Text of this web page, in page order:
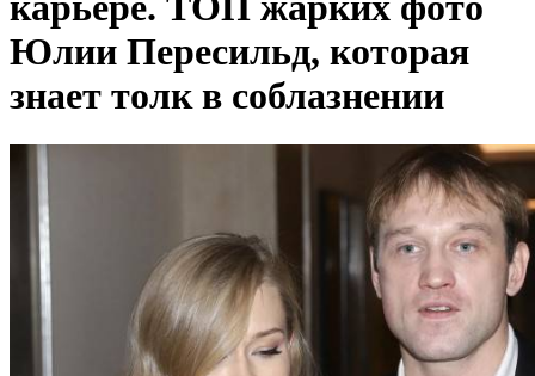
Юлии Пересильд, которая
знает толк в соблазнении